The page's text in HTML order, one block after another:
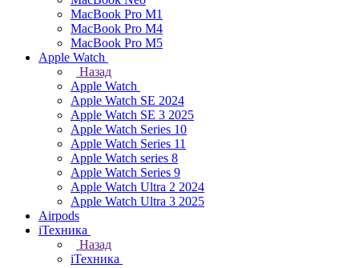
MacBook Pro M1
MacBook Pro M4
MacBook Pro M5
Apple Watch
Назад
Apple Watch
Apple Watch SE 2024
Apple Watch SE 3 2025
Apple Watch Series 10
Apple Watch Series 11
Apple Watch series 8
Apple Watch Series 9
Apple Watch Ultra 2 2024
Apple Watch Ultra 3 2025
Airpods
iТехника
Назад
iТехника